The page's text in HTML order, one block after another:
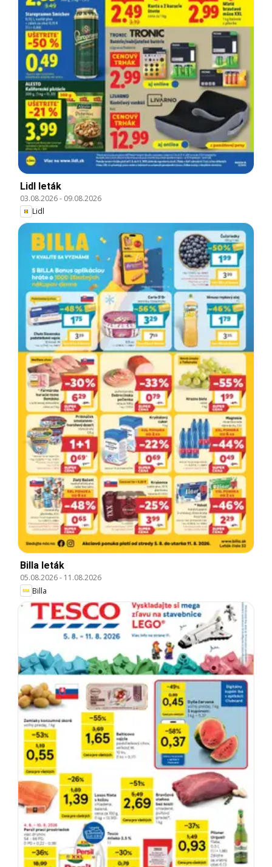
Lidl leták
03.08.2026- 09.08.2026
Lidl
Billa leták
05.08.2026- 11.08.2026
Billa